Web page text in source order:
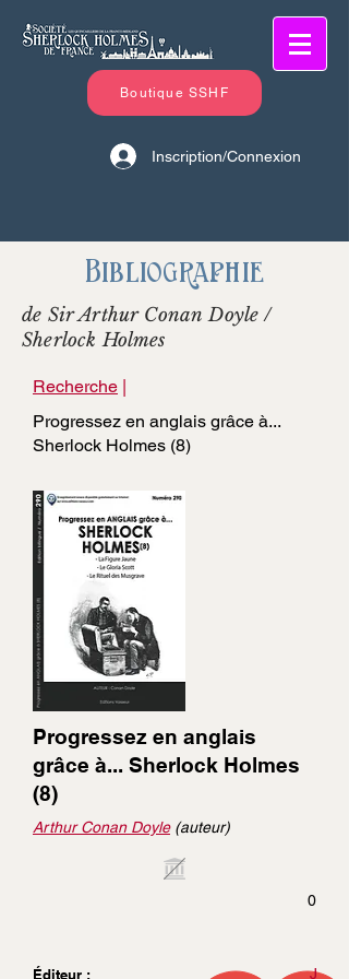
Boutique SSHF
Inscription/Connexion
Bibliographie
de Sir Arthur Conan Doyle /
Sherlock Holmes
Recherche |
Progressez en anglais grâce à...
Sherlock Holmes (8)
Progressez en anglais
grâce à... Sherlock Holmes
(8)
Arthur Conan Doyle(auteur)
0
Éditeur :
J